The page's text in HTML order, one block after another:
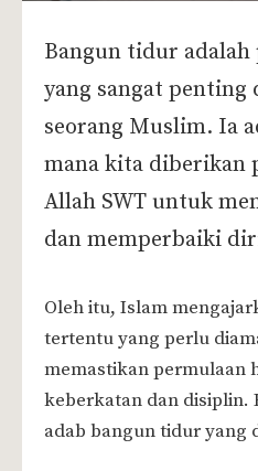
Bangun tidur
yang sangat penting
seorang Muslim. Ia
mana kita diberikan
Allah SWT untuk
dan memperbaiki
Oleh itu, Islam
tertentu yang perlu
memastikan permulaan
keberkatan dan disiplin.
adab bangun tidur yang